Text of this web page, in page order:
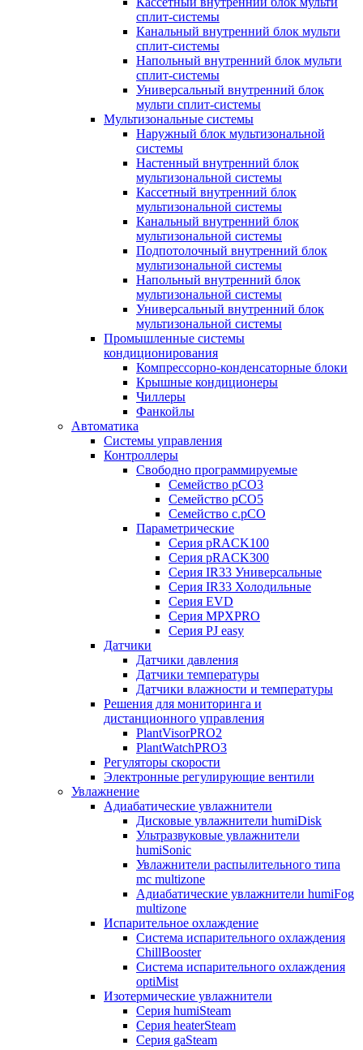
сплит-системы
Канальный внутренний блок мульти
сплит-системы
Напольный внутренний блок мульти
сплит-системы
Универсальный внутренний блок
мульти сплит-системы
Мультизональные системы
Наружный блок мультизональной
системы
Настенный внутренний блок
мультизональной системы
Кассетный внутренний блок
мультизональной системы
Канальный внутренний блок
мультизональной системы
Подпотолочный внутренний блок
мультизональной системы
Напольный внутренний блок
мультизональной системы
Универсальный внутренний блок
мультизональной системы
Промышленные системы
кондиционирования
Компрессорно-конденсаторные блоки
Крышные кондиционеры
Чиллеры
Фанкойлы
Автоматика
Системы управления
Контроллеры
Свободно программируемые
Семейство pCO3
Семейство pCO5
Семейство c.pCO
Параметрические
Серия pRACK100
Серия pRACK300
Серия IR33 Универсальные
Серия IR33 Холодильные
Серия EVD
Серия MPXPRO
Серия PJ easy
Датчики
Датчики давления
Датчики температуры
Датчики влажности и температуры
Решения для мониторинга и
дистанционного управления
PlantVisorPRO2
PlantWatchPRO3
Регуляторы скорости
Электронные регулирующие вентили
Увлажнение
Адиабатические увлажнители
Дисковые увлажнители humiDisk
Ультразвуковые увлажнители
humiSonic
Увлажнители распылительного типа
mc multizone
Адиабатические увлажнители humiFog
multizone
Испарительное охлаждение
Система испарительного охлаждения
ChillBooster
Система испарительного охлаждения
optiMist
Изотермические увлажнители
Серия humiSteam
Серия heaterSteam
Серия gaSteam